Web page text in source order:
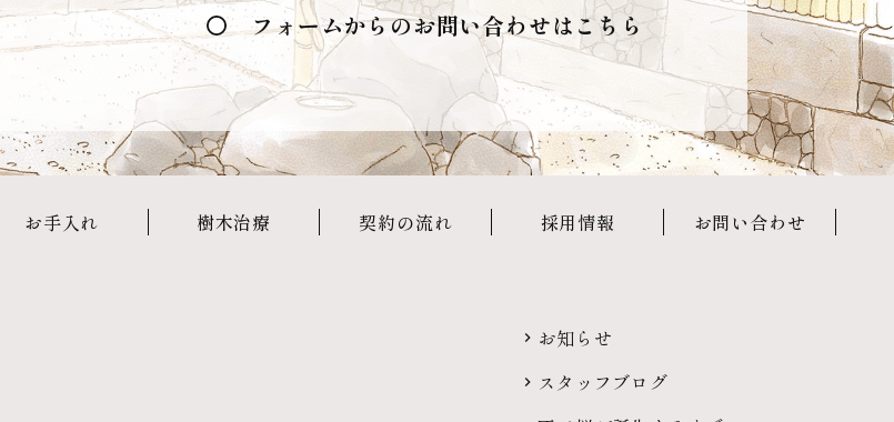
フォームからのお問い合わせはこちら
お手入れ 樹木治療 契約の流れ 採用情報 お問い合わせ
お知らせ
スタッフブログ